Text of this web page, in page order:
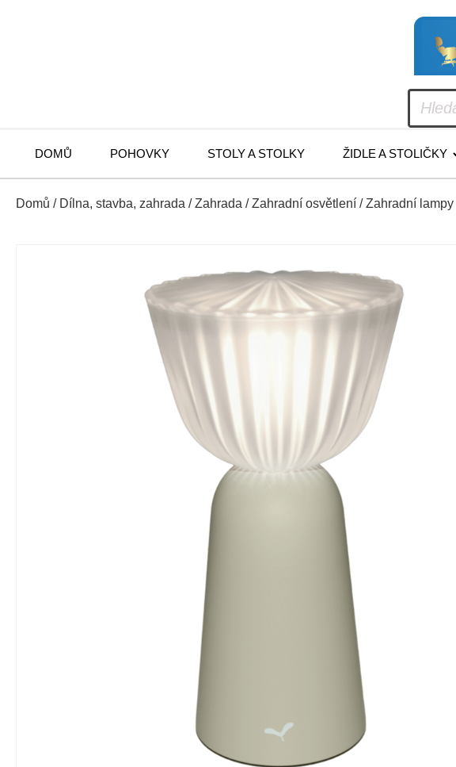
DOMŮ POHOVKY STOLY A STOLKY ŽIDLE A STOLIČKY
Domů / Dílna, stavba, zahrada /Zahrada /Zahradní osvětlení /Zahradní lampy